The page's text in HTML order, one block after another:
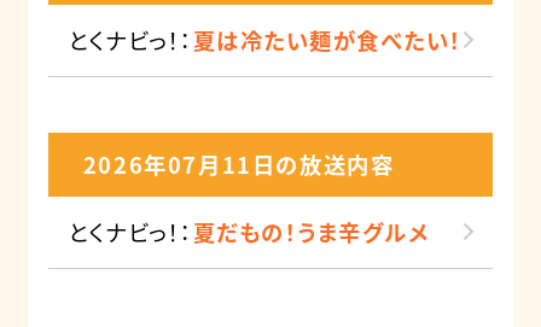
とくナビっ！： 夏は冷たい麺が食べたい！
2026年07月11日の放送内容
とくナビっ！： 夏だもの！うま辛グルメ